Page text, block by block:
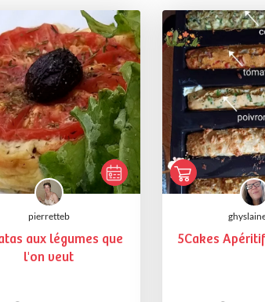
pierretteb
aux légumes que
l'on veut
5Cakes